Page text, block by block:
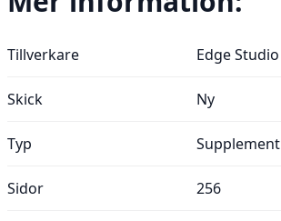
Tillverkare Edge Studio
Skick Ny
Typ Supplement
Sidor 256